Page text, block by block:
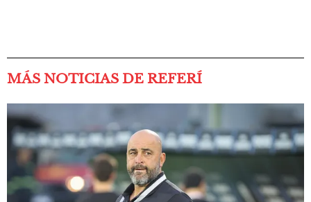
MÁS NOTICIAS DE REFERÍ